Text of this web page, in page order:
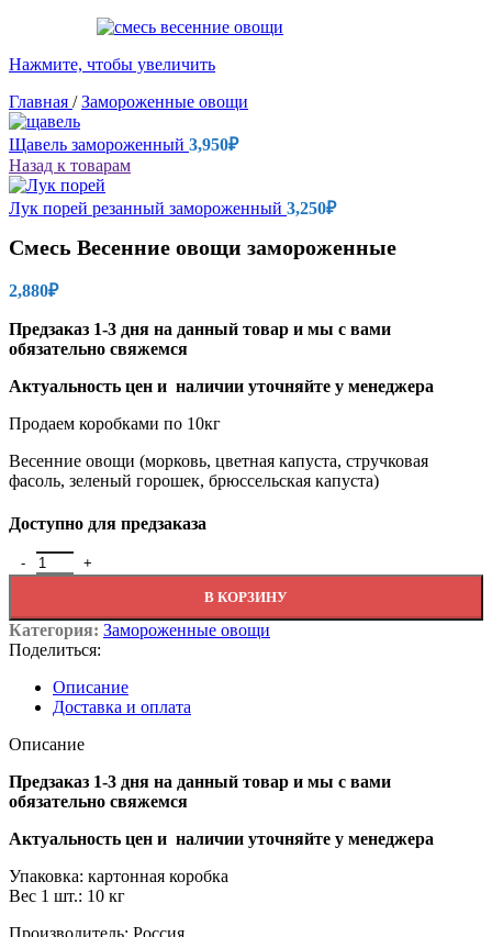
Нажмите, чтобы увеличить
Главная / Замороженные овощи
Щавель замороженный 3,950₽
Назад к товарам
Лук порей резанный замороженный 3,250₽
Смесь Весенние овощи замороженные
2,880₽
Предзаказ 1-3 дня на данный товар и мы с вами
обязательно свяжемся
Актуальность цен и наличии уточняйте у менеджера
Продаем коробками по 10кг
Весенние овощи (морковь, цветная капуста, стручковая
фасоль, зеленый горошек, брюссельская капуста)
Доступно для предзаказа
Количество товара Смесь Весенние овощи замороженные
В КОРЗИНУ
Категория: Замороженные овощи
Поделиться:
Описание
Доставка и оплата
Описание
Предзаказ 1-3 дня на данный товар и мы с вами
обязательно свяжемся
Актуальность цен и наличии уточняйте у менеджера
Упаковка: картонная коробка
Вес 1 шт.: 10 кг